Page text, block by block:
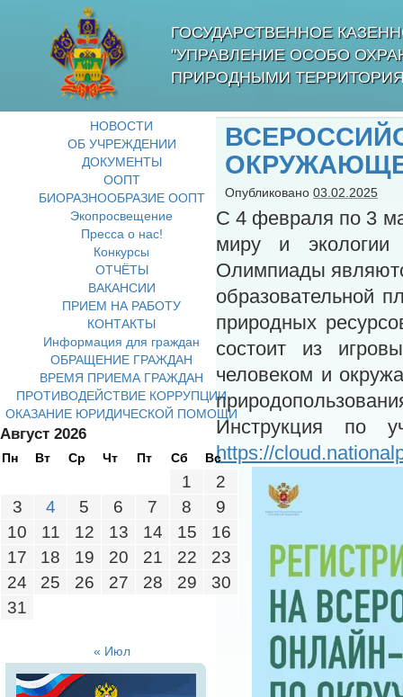
ГОСУДАРСТВЕННОЕ
"УПРАВЛЕНИЕ ОСОБО
ПРИРОДНЫМИ
Опубликовано 03.02.2025
С 4 февраля по 3
миру и экологии
Олимпиады
образовательной
природных
состоит из
человеком и
Инструкция по
https://
НОВОСТИ
ОБ УЧРЕЖДЕНИИ
ДОКУМЕНТЫ
ООПТ
БИОРАЗНООБРАЗИЕ ООПТ
Экопросвещение
Пресса о нас!
Конкурсы
ОТЧЁТЫ
ВАКАНСИИ
ПРИЕМ НА РАБОТУ
КОНТАКТЫ
Информация для граждан
ОБРАЩЕНИЕ ГРАЖДАН
ВРЕМЯ ПРИЕМА ГРАЖДАН
ПРОТИВОДЕЙСТВИЕ КОРРУПЦИИ
ОКАЗАНИЕ ЮРИДИЧЕСКОЙ ПОМОЩИ
Август 2026
Пн Вт Ср Чт Пт Сб Вс
1
2
3
4 5 6 7 8
9
10
11 12 13 14 15
16
17
18 19 20 21 22
23
24
25 26 27 28 29
30
31
« Июл